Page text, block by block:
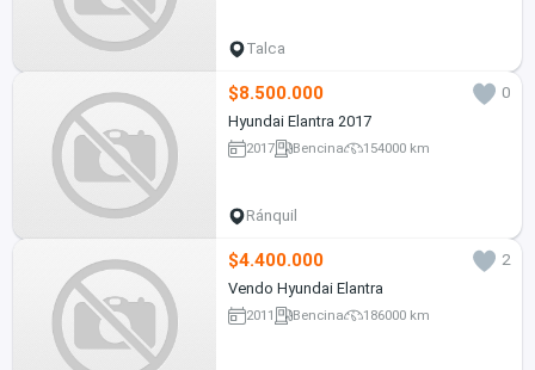
Talca
$8.500.000
0
Hyundai Elantra 2017
2017 Bencina 154000 km
Ránquil
$4.400.000
2
Vendo Hyundai Elantra
2011 Bencina 186000 km